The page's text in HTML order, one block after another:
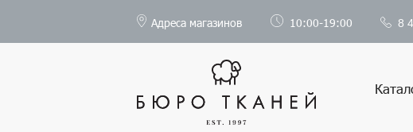
Адреса магазинов 10:00-19:00 8